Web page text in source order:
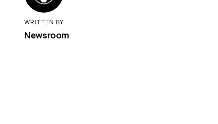
WRITTEN BY
Newsroom